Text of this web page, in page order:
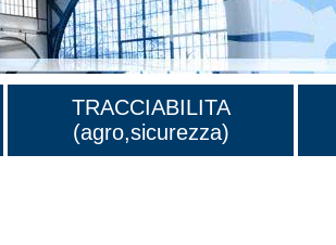
TRACCIABILITA
(agro,sicurezza)